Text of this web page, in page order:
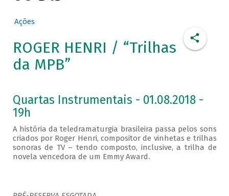
Ações
ROGER HENRI / “Trilhas
da MPB”
Quartas Instrumentais - 01.08.2018 -
19h
A história da teledramaturgia brasileira passa pelos sons
criados por Roger Henri, compositor de vinhetas e trilhas
sonoras de TV – tendo composto, inclusive, a trilha de
novela vencedora de um Emmy Award .